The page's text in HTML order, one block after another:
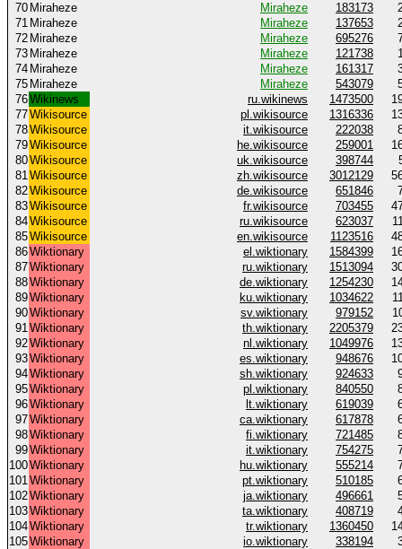
70 Miraheze Miraheze 183173
71 Miraheze Miraheze 137653
72 Miraheze Miraheze 695276
73 Miraheze Miraheze 121738
74 Miraheze Miraheze 161317
75 Miraheze Miraheze 543079
76Wikinews ru.wikinews 1473500
77Wikisource pl.wikisource 1316336
78Wikisource it.wikisource 222038
79Wikisource he.wikisource 259001
80Wikisource uk.wikisource 398744
81Wikisource zh.wikisource 3012129
82Wikisource de.wikisource 651846
83Wikisource fr.wikisource 703455
84Wikisource ru.wikisource 623037
85Wikisource en.wikisource 1123516
86Wiktionary el.wiktionary 1584399
87Wiktionary ru.wiktionary 1513094
88Wiktionary de.wiktionary 1254230
89Wiktionary ku.wiktionary 1034622
90Wiktionary sv.wiktionary 979152
91Wiktionary th.wiktionary 2205379
92Wiktionary nl.wiktionary 1049976
93Wiktionary es.wiktionary 948676
94Wiktionary sh.wiktionary 924633
95Wiktionary pl.wiktionary 840550
96Wiktionary lt.wiktionary 619039
97Wiktionary ca.wiktionary 617878
98Wiktionary fi.wiktionary 721485
99Wiktionary it.wiktionary 754275
100Wiktionary hu.wiktionary 555214
101Wiktionary pt.wiktionary 510185
102Wiktionary ja.wiktionary 496661
103Wiktionary ta.wiktionary 408719
104Wiktionary tr.wiktionary 1360450
105Wiktionary io.wiktionary 338194